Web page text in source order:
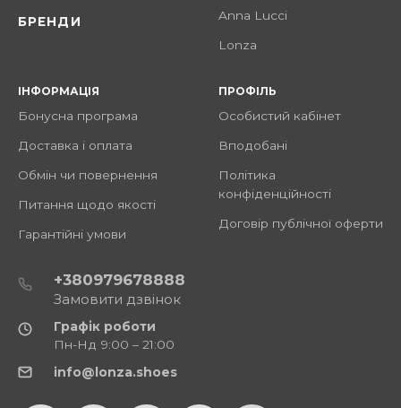
БРЕНДИ Anna Lucci
Lonza
ІНФОРМАЦІЯ
Бонусна програма
Доставка і оплата
Обмін чи повернення
Питання щодо якості
Гарантійні умови
ПРОФІЛЬ
Особистий кабінет
Вподобані
Політика
конфіденційності
Договір публічної оферти
+380979678888
Замовити дзвінок
Графік роботи
Пн-Нд 9:00 – 21:00
info@lonza.shoes